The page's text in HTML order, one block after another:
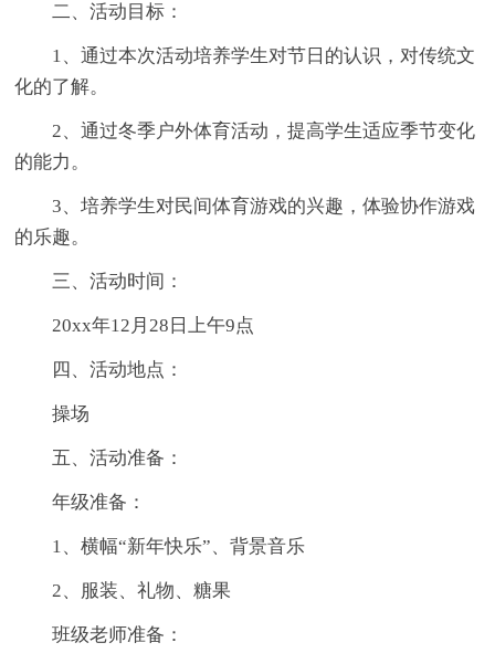
二、活动目标：
1、通过本次活动培养学生对节日的认识，对传统文
化的了解。
2、通过冬季户外体育活动，提高学生适应季节变化
的能力。
3、培养学生对民间体育游戏的兴趣，体验协作游戏
的乐趣。
三、活动时间：
20xx年12月28日上午9点
四、活动地点：
操场
五、活动准备：
年级准备：
1、横幅“新年快乐”、背景音乐
2、服装、礼物、糖果
班级老师准备：